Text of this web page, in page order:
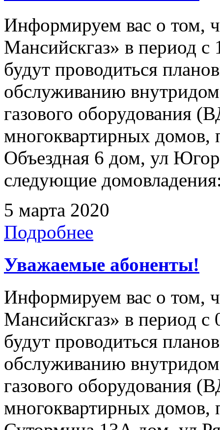
Информируем вас о том,
Мансийскгаз» в период с
будут проводиться
обслуживанию
газового
многоквартирных
Объездная 6 дом, ул
следующие
5 марта 2020
Подробнее
Уважаемые абоненты!
Информируем вас о том,
Мансийскгаз» в период с
будут проводиться
обслуживанию
газового
многоквартирных